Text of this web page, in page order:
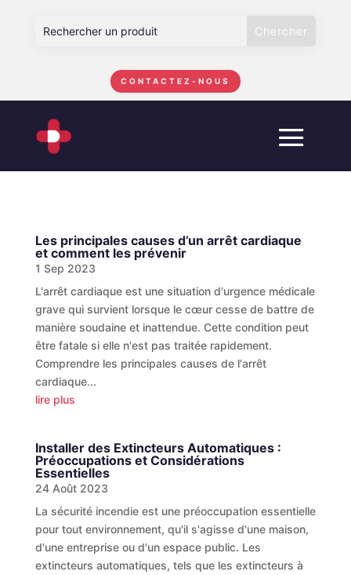
CONTACTEZ-NOUS
Les principales causes d’un arrêt cardiaque
et comment les prévenir
1 Sep 2023
L'arrêt cardiaque est une situation d'urgence médicale
grave qui survient lorsque le cœur cesse de battre de
manière soudaine et inattendue. Cette condition peut
être fatale si elle n'est pas traitée rapidement.
Comprendre les principales causes de l'arrêt
cardiaque...
lire plus
Installer des Extincteurs Automatiques :
Préoccupations et Considérations
Essentielles
24 Août 2023
La sécurité incendie est une préoccupation essentielle
pour tout environnement, qu'il s'agisse d'une maison,
d'une entreprise ou d'un espace public. Les
extincteurs automatiques, tels que les extincteurs à